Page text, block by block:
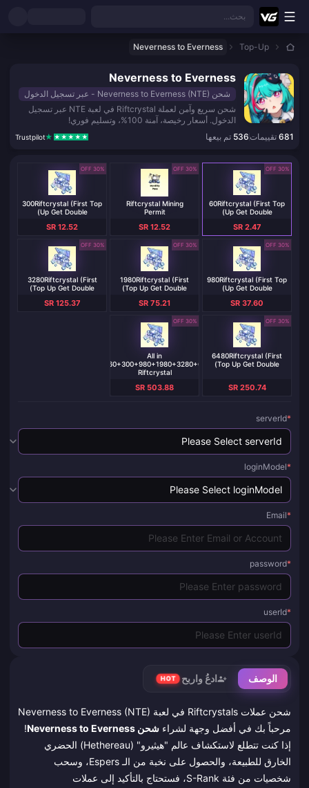
انتقل إلى المحتوى الرئيسي
بحث...
Top-Up
Neverness to Everness
Neverness to Everness
شحن Neverness to Everness (NTE) - عبر تسجيل الدخول
شحن سريع وآمن لعملة Riftcrystal في لعبة NTE عبر تسجيل
الدخول. أسعار رخيصة، آمنة 100%، وتسليم فوري!
681 تقييمات536 تم بيعها Trustpilot
الوصف ادعُ واربح HOT
شحن عملات Riftcrystals في لعبة Neverness to Everness (NTE)
مرحباً بك في أفضل وجهة لشراء شحن Neverness to Everness
!
إذا كنت تتطلع لاستكشاف عالم "هيثيرو" (Hethereau) الحضري
الخارق للطبيعة، والحصول على نخبة من الـ Espers، وسحب
شخصيات من فئة S-Rank، فستحتاج بالتأكيد إلى عملات
30% OFF
60Riftcrystal (First Top
Up Get Double)
SR 2.47
30% OFF
Riftcrystal Mining
Permit
SR 12.52
30% OFF
300Riftcrystal (First Top
Up Get Double)
SR 12.52
30% OFF
980Riftcrystal (First Top
Up Get Double)
SR 37.60
30% OFF
1980Riftcrystal (First
Top Up Get Double)
SR 75.21
30% OFF
3280Riftcrystal (First
Top Up Get Double)
SR 125.37
30% OFF
6480Riftcrystal (First
Top Up Get Double)
SR 250.74
30% OFF
All in
One（60+300+980+1980+3280+6480）
Riftcrystal
SR 503.88
*
serverId
*
loginModel
*
Email
*
password
*
userId